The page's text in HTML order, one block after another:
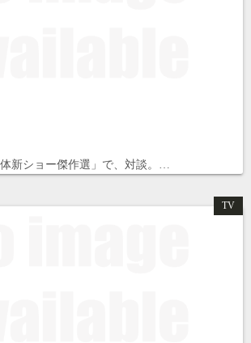
新ショー傑作選」で、対談。…
TV